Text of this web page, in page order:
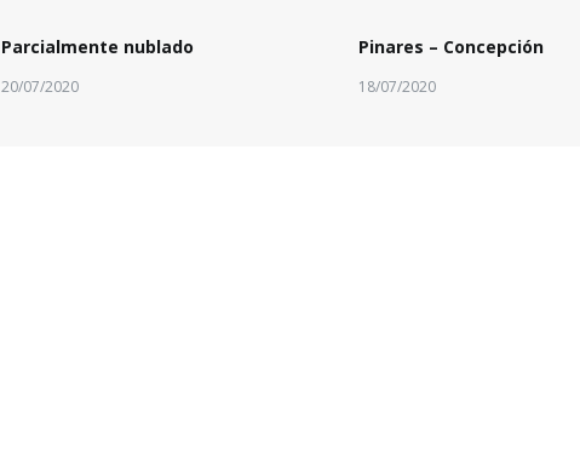
Parcialmente nublado
20/07/2020
Pinares – Concepción
18/07/2020